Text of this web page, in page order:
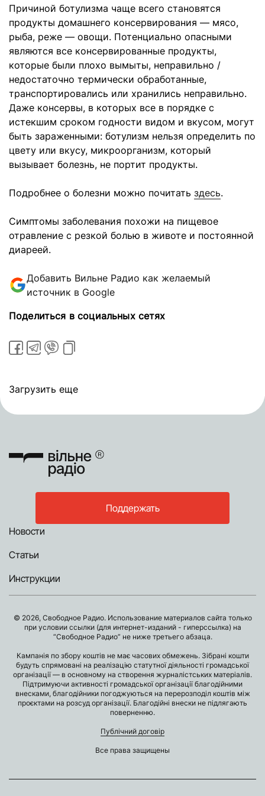
Причиной ботулизма чаще всего становятся
продукты домашнего консервирования — мясо,
рыба, реже — овощи. Потенциально опасными
являются все консервированные продукты,
которые были плохо вымыты, неправильно /
недостаточно термически обработанные,
транспортировались или хранились неправильно.
Даже консервы, в которых все в порядке с
истекшим сроком годности видом и вкусом, могут
быть зараженными: ботулизм нельзя определить по
цвету или вкусу, микроорганизм, который
вызывает болезнь, не портит продукты.
Подробнее о болезни можно почитать здесь.
Симптомы заболевания похожи на пищевое
отравление с резкой болью в животе и постоянной
диареей.
Добавить Вильне Радио как желаемый
источник в Google
Поделиться в социальных сетях
Загрузить еще
Поддержать
Новости
Статьи
Инструкции
© 2026, Свободное Радио. Использование материалов сайта только
при условии ссылки (для интернет-изданий - гиперссылка) на
“Свободное Радио” не ниже третьего абзаца.
Кампанія по збору коштів не має часових обмежень. Зібрані кошти
будуть спрямовані на реалізацію статутної діяльності громадської
організації — в основному на створення журналістських матеріалів.
Підтримуючи активності громадської організації благодійними
внесками, благодійники погоджуються на перерозподіл коштів між
проєктами на розсуд організації. Благодійні внески не підлягають
поверненню.
Публічний договір
Все права защищены